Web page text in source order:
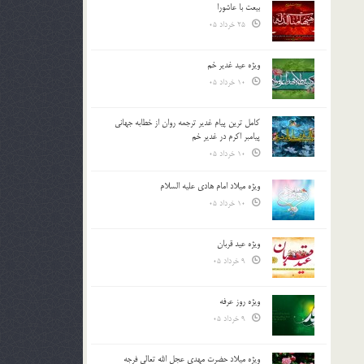
بیعت با عاشورا
ویژه عید غدیر خم
کامل ترین پیام غدیر ترجمه روان از خطابه جهانی
پیامبر اکرم در غدیر خم
ویژه میلاد امام هادی علیه السلام
ویژه عید قربان
ویژه روز عرفه
ویژه میلاد حضرت مهدی عجل الله تعالی فرجه